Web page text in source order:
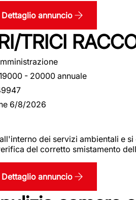
Dettaglio annuncio
TRICI
- 20000 annuale
6/8/2026
dei servizi ambientali e
del corretto smistamento
Dettaglio annuncio